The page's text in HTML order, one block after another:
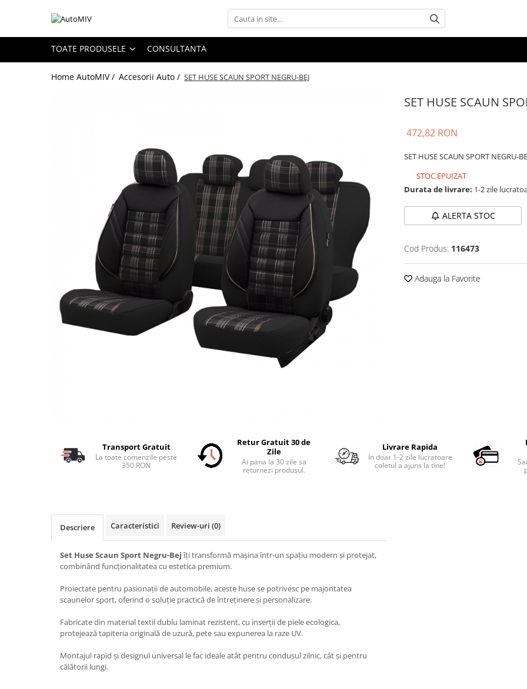
Toate Produsele
Oferta Saptamanii
Alte Butoane/Comutatoare
Accesorii Auto
Accesorii Auto Exterior
Husa Auto / Prelata Auto
Paravanturi Auto / Deflectoare Aer
Tavite Portbagaj Dedicate
Covorase Auto/ Presuri Auto
Carcasa Cheie
Accesorii Electronice Auto
Incarcatoare Auto
Accesorii pentru Roti si Anvelope
Husa Anvelope
Organizatoare Auto
Iluminat Auto
TOATE PRODUSELE CONSULTANTA
Home AutoMIV / Accesorii Auto / SET HUSE SCAUN SPORT NEGRU-BEJ
SET HUSE SCAUN
472,82 RON
SET HUSE SCAUN SPORT NEGRU-
STOC EPUIZAT
Durata de livrare: 1-2 zile
ALERTA STOC
Cod Produs: 116473
Adauga la Favorite
Transport Gratuit
La toate comenzile peste
350 RON
Retur Gratuit 30 de
Zile
Ai pana la 30 zile sa
returnezi produsul.
Livrare Rapida
In doar 1-2 zile lucratoare
coletul a ajuns la tine!
Descriere Caracteristici Review-uri (0)
Set Huse Scaun Sport Negru-Bejîți transformă mașina într-un spațiu modern și protejat,
combinând funcționalitatea cu estetica premium.
Proiectate pentru pasionații de automobile, aceste huse se potrivesc pe majoritatea
scaunelor sport, oferind o soluție practică de întreținere și personalizare.
Fabricate din material textil dublu laminat rezistent, cu inserții de piele ecologica,
protejează tapiteria originală de uzură, pete sau expunerea la raze UV.
Montajul rapid și designul universal le fac ideale atât pentru condusul zilnic, cât și pentru
călătorii lungi.